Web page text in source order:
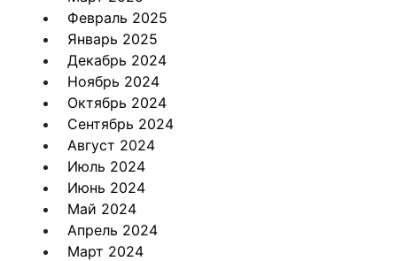
Февраль 2025
Январь 2025
Декабрь 2024
Ноябрь 2024
Октябрь 2024
Сентябрь 2024
Август 2024
Июль 2024
Июнь 2024
Май 2024
Апрель 2024
Март 2024